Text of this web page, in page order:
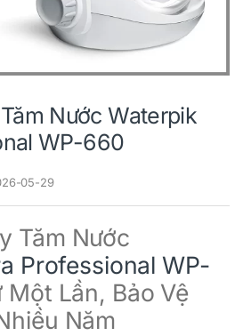
Nước Waterpik
WP-660
05-29
Tăm Nước
Professional WP-
Một Lần, Bảo Vệ
Năm